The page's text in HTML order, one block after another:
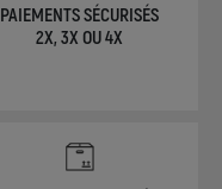
PAIEMENTS SÉCURISÉS
2X, 3X OU 4X